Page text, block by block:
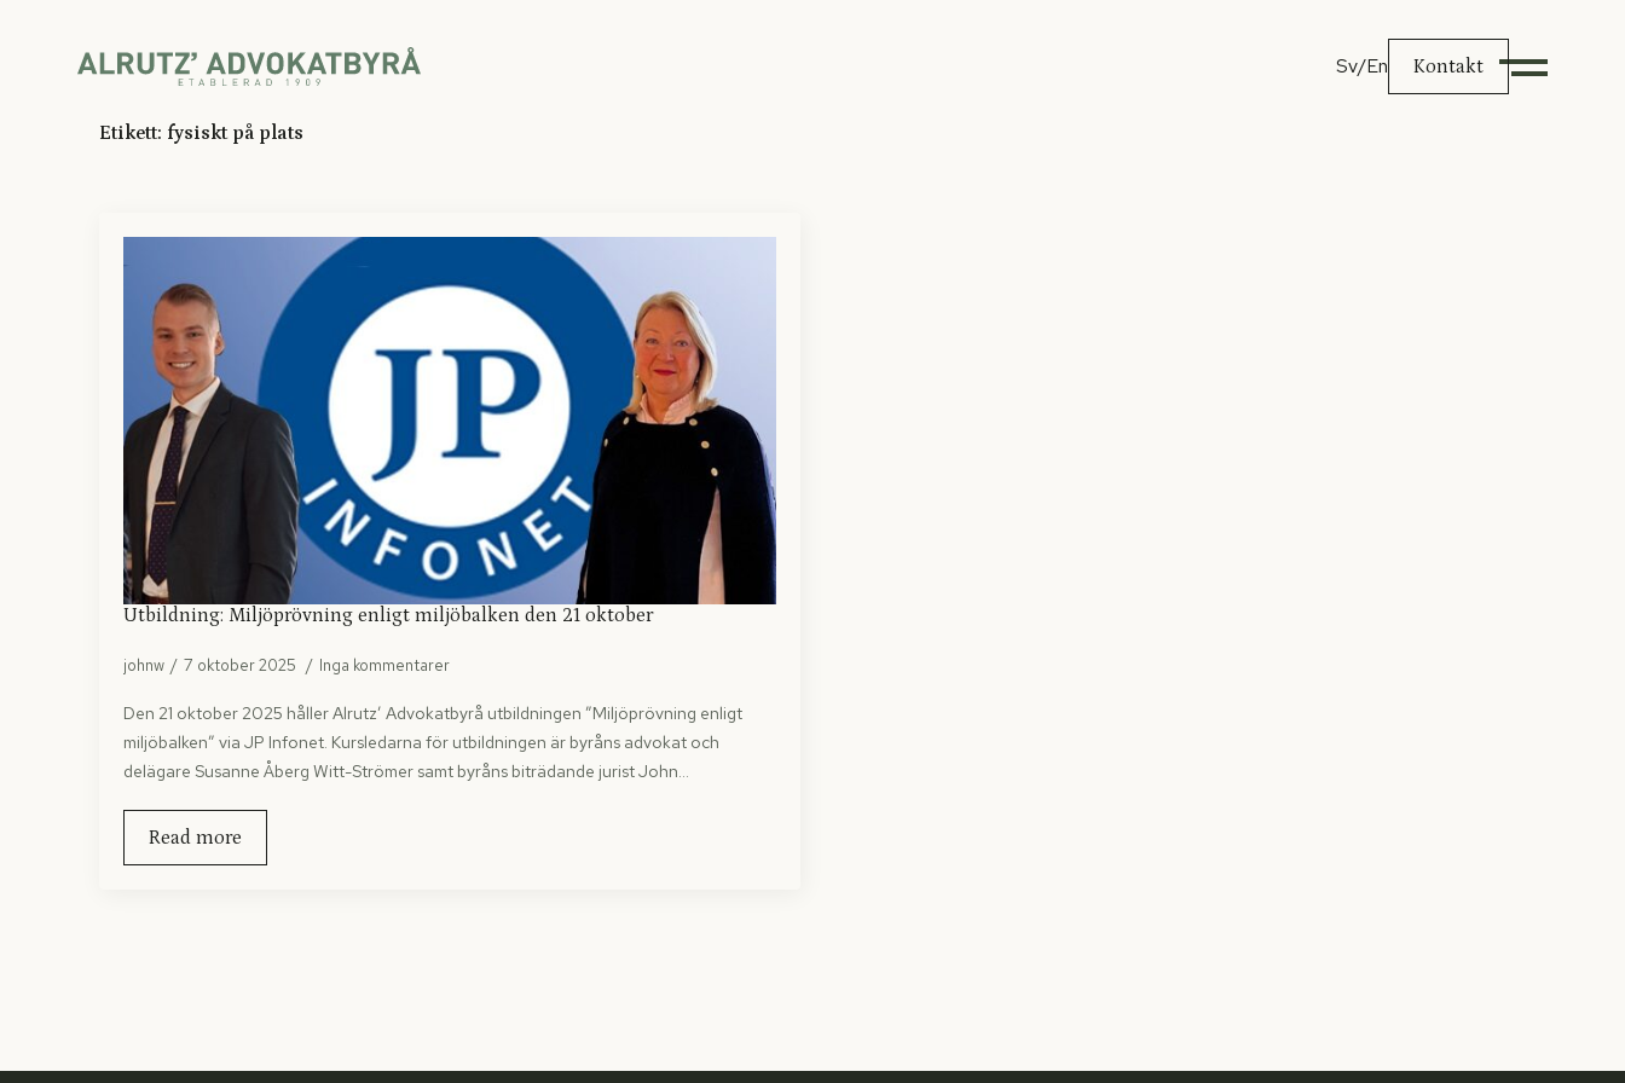
Sv/En Kontakt
Etikett: fysiskt på plats
Utbildning: Miljöprövning enligt miljöbalken den 21 oktober
johnw 7 oktober 2025 Inga kommentarer
Den 21 oktober 2025 håller Alrutz’ Advokatbyrå utbildningen ”Miljöprövning enligt
miljöbalken” via JP Infonet. Kursledarna för utbildningen är byråns advokat och
delägare Susanne Åberg Witt-Strömer samt byråns biträdande jurist John…
Read more